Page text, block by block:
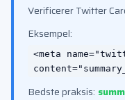
Verificerer Twitter
Eksempel:
<meta
Bedste praksis: